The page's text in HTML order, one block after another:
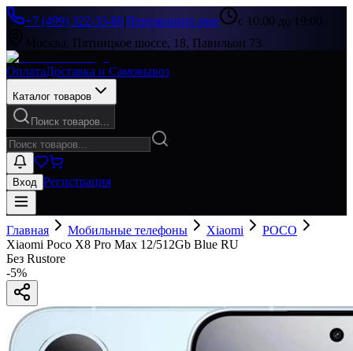
+7 (499) 322-33-86|Перезвоните мне
с 10:00 до 19:00
Москва, Пятницкое шоссе, 18, Павильон 73
ОплатаДоставка и Самовывоз
Каталог товаров
Поиск товаров...
Вход Регистрация
Главная Мобильные телефоны Xiaomi
POCO
Xiaomi Poco X8 Pro Max 12/512Gb Blue RU
Без Rustore
-5%